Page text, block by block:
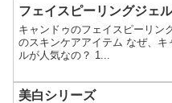
フェイスピーリングジェ
キャンドゥのフェイスピーリン
のスキンケアアイテム なぜ、
ルが人気なの？ 1...
美白シリーズ